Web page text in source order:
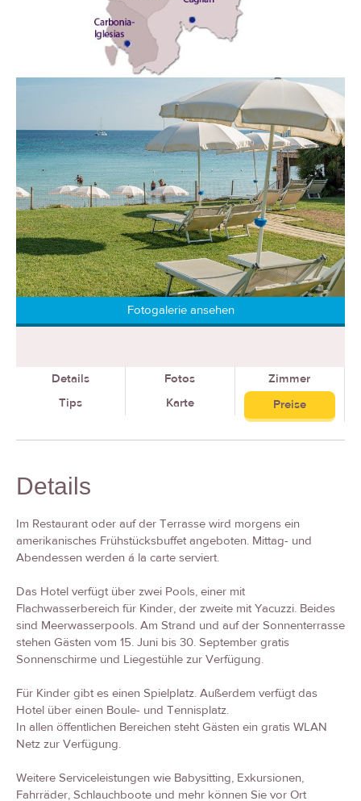
Fotogalerie ansehen
Details Fotos
Zimmer
Tips
Karte Preise
Details
Im Restaurant oder auf der Terrasse wird morgens ein
amerikanisches Frühstücksbuffet angeboten. Mittag- und
Abendessen werden á la carte serviert.
Das Hotel verfügt über zwei Pools, einer mit
Flachwasserbereich für Kinder, der zweite mit Yacuzzi. Beides
sind Meerwasserpools. Am Strand und auf der Sonnenterrasse
stehen Gästen vom 15. Juni bis 30. September gratis
Sonnenschirme und Liegestühle zur Verfügung.
Für Kinder gibt es einen Spielplatz. Außerdem verfügt das
Hotel über einen Boule- und Tennisplatz.
In allen öffentlichen Bereichen steht Gästen ein gratis WLAN
Netz zur Verfügung.
Weitere Serviceleistungen wie Babysitting, Exkursionen,
Fahrräder, Schlauchboote und mehr können Sie vor Ort